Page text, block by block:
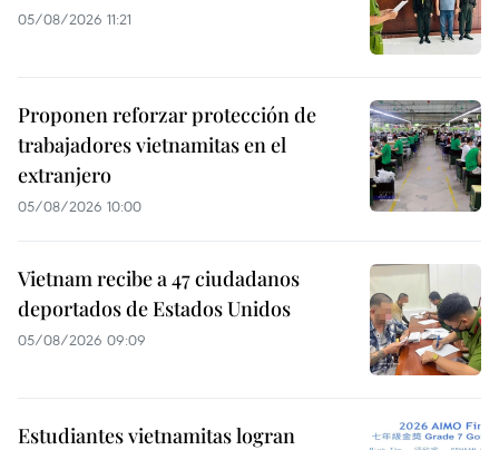
05/08/2026 11:21
Proponen reforzar protección de
trabajadores vietnamitas en el
extranjero
05/08/2026 10:00
Vietnam recibe a 47 ciudadanos
deportados de Estados Unidos
05/08/2026 09:09
Estudiantes vietnamitas logran